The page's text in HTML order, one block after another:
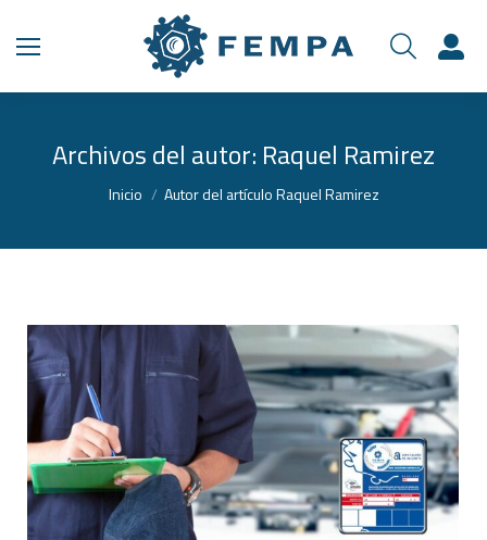
Archivos del autor: Raquel Ramirez
Estás aquí:
Inicio Autor del artículo Raquel Ramirez